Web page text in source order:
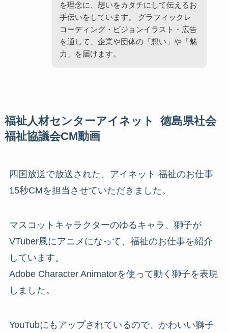
を理念に、想いをカタチにして伝えるお
手伝いをしています。 グラフィックレ
コーディング・ビジョンイラスト・広告
を通して、企業や団体の「想い」や「魅
力」を届けます。
福祉人材センターアイネット 徳島県社会
福祉協議会CM動画
四国放送で放送された、アイネット 福祉のお仕事
15秒CMを担当させていただきました。
マスコットキャラクターのゆるキャラ、獅子が
VTuber風にアニメになって、福祉のお仕事を紹介
しています。
Adobe Character Animatorを使って動く獅子を表現
しました。
YouTubにもアップされているので、かわいい獅子